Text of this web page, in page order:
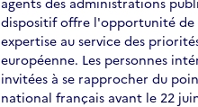
dispositif offre l'opportunité de
expertise au service des
européenne. Les personnes
invitées à se rapprocher du
national français avant le 22